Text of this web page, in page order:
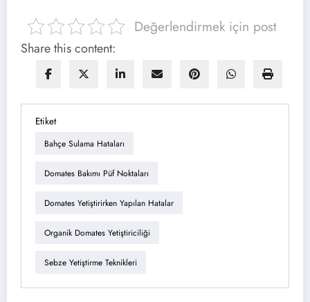
Değerlendirmek için post
Share this content:
Etiket
Bahçe Sulama Hataları
Domates Bakımı Püf Noktaları
Domates Yetiştirirken Yapılan Hatalar
Organik Domates Yetiştiriciliği
Sebze Yetiştirme Teknikleri